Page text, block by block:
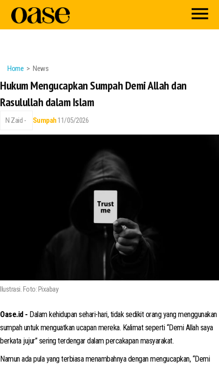
Home News
Hukum Mengucapkan Sumpah Demi Allah dan
Rasulullah dalam Islam
N Zaid - Sumpah 11/05/2026
Ilustrasi. Foto: Pixabay
Oase.id - Dalam kehidupan sehari-hari, tidak sedikit orang yang menggunakan
sumpah untuk menguatkan ucapan mereka. Kalimat seperti “Demi Allah saya
berkata jujur” sering terdengar dalam percakapan masyarakat.
Namun ada pula yang terbiasa menambahnya dengan mengucapkan, “Demi